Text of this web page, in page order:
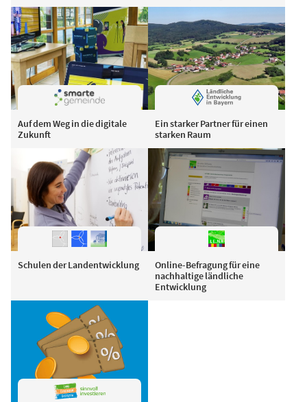
Auf dem Weg in die digitale
Zukunft
Ein starker Partner für einen
starken Raum
Schulen der Landentwicklung
Online-Befragung für eine
nachhaltige ländliche
Entwicklung